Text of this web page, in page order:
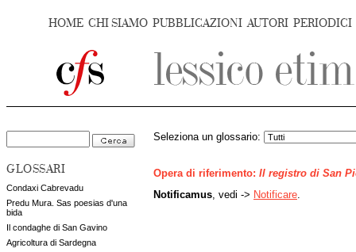
HOME CHI SIAMO PUBBLICAZIONI AUTORI PERIODICI
GLOSSARI
Condaxi Cabrevadu
Predu Mura. Sas poesias d'una
bida
Il condaghe di San Gavino
Agricoltura di Sardegna
Seleziona un glossario:
Opera di riferimento: Il registro di San
Notificamus , vedi -> Notificare